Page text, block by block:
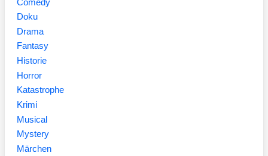
Comedy
Doku
Drama
Fantasy
Historie
Horror
Katastrophe
Krimi
Musical
Mystery
Märchen